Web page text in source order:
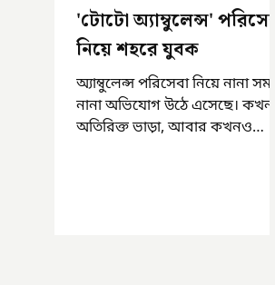
'টোটো অ্যাম্বুলেন্স' পরিসেবা
নিয়ে শহরে যুবক
অ্যাম্বুলেন্স পরিসেবা নিয়ে নানা সময়
নানা অভিযোগ উঠে এসেছে। কখনও
অতিরিক্ত ভাড়া, আবার কখনও